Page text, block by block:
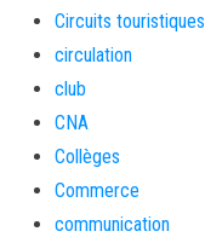
Circuits touristiques
circulation
club
CNA
Collèges
Commerce
communication